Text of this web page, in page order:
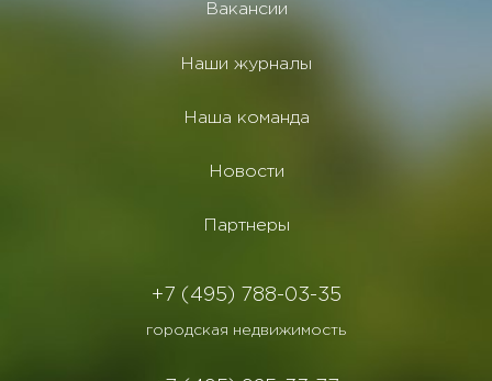
Вакансии
Наши журналы
Наша команда
Новости
Партнеры
+7 (495) 788-03-35
городская недвижимость